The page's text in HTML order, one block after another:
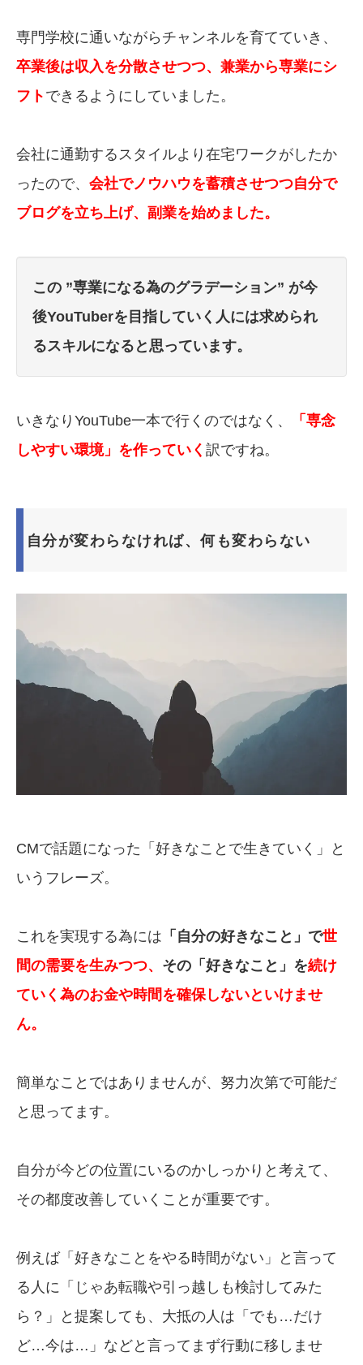
専門学校に通いながらチャンネルを育てていき、
卒業後は収入を分散させつつ、兼業から専業にシ
フト できるようにしていました。
会社に通勤するスタイルより在宅ワークがしたか
ったので、 会社でノウハウを蓄積させつつ自分で
ブログを立ち上げ、副業を始めました。
この ”専業になる為のグラデーション” が今
後YouTuberを目指していく人には求められ
るスキルになると思っています。
いきなりYouTube一本で行くのではなく、
「専念
しやすい環境」を作っていく 訳ですね。
自分が変わらなければ、何も変わらない
CMで話題になった「好きなことで生きていく」と
いうフレーズ。
これを実現する為には 「自分の好きなこと」で世
間の需要を生みつつ、 その「好きなこと」を続け
ていく為のお金や時間を確保しないといけませ
ん。
簡単なことではありませんが、努力次第で可能だ
と思ってます。
自分が今どの位置にいるのかしっかりと考えて、
その都度改善していくことが重要です。
例えば「好きなことをやる時間がない」と言って
る人に「じゃあ転職や引っ越しも検討してみた
ら？」と提案しても、大抵の人は「でも…だけ
ど…今は…」などと言ってまず行動に移しませ